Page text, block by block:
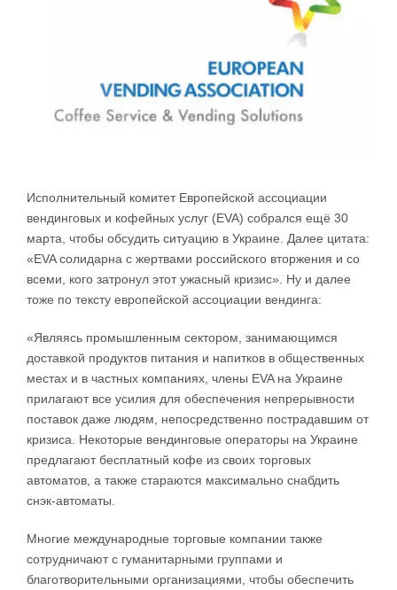
Исполнительный комитет Европейской ассоциации
вендинговых и кофейных услуг (EVA) собрался ещё 30
марта, чтобы обсудить ситуацию в Украине. Далее цитата:
«EVA солидарна с жертвами российского вторжения и со
всеми, кого затронул этот ужасный кризис». Ну и далее
тоже по тексту европейской ассоциации вендинга:
«Являясь промышленным сектором, занимающимся
доставкой продуктов питания и напитков в общественных
местах и ​​в частных компаниях, члены EVA на Украине
прилагают все усилия для обеспечения непрерывности
поставок даже людям, непосредственно пострадавшим от
кризиса. Некоторые вендинговые операторы на Украине
предлагают бесплатный кофе из своих торговых
автоматов, а также стараются максимально снабдить
снэк-автоматы.
Многие международные торговые компании также
сотрудничают с гуманитарными группами и
благотворительными организациями, чтобы обеспечить